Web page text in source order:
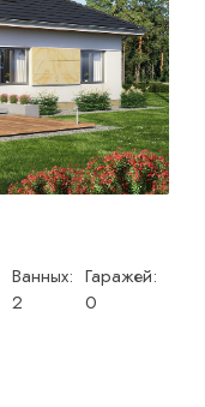
Ванных:
2
Гаражей:
0